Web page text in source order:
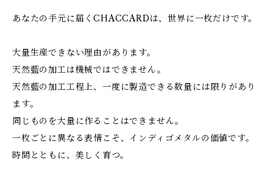
あなたの手元に届くCHACCARDは、世界に一枚だけです。
大量生産できない理由があります。
天然藍の加工は機械ではできません。
天然藍の加工工程上、一度に製造できる数量には限りがあり
ます。
同じものを大量に作ることはできません。
一枚ごとに異なる表情こそ、インディゴメタルの価値です。
時間とともに、美しく育つ。